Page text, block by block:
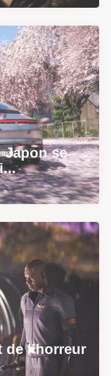
Japon se
de l’horreur